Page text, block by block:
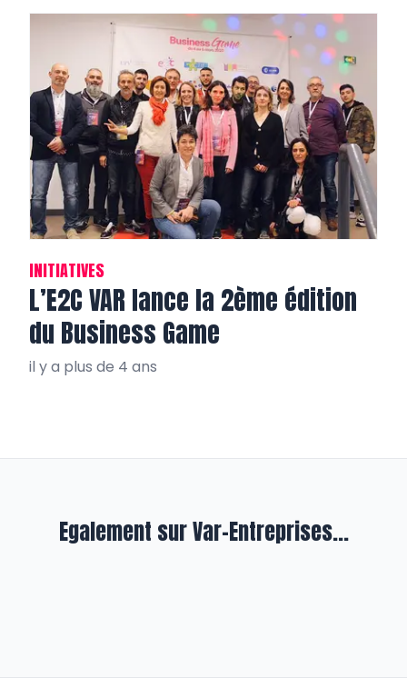
INITIATIVES
L’E2C VAR lance la 2ème édition
du Business Game
il y a plus de 4 ans
Egalement sur Var-Entreprises...